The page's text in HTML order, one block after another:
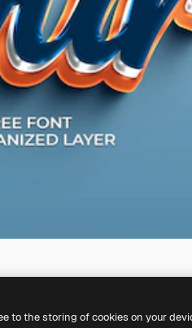
to the storing of cookies on your